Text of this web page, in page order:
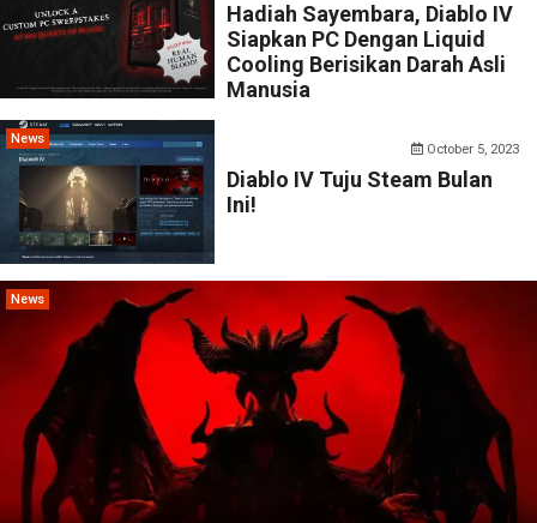
Hadiah Sayembara, Diablo IV
Siapkan PC Dengan Liquid
Cooling Berisikan Darah Asli
Manusia
News
October 5, 2023
Diablo IV Tuju Steam Bulan
Ini!
News